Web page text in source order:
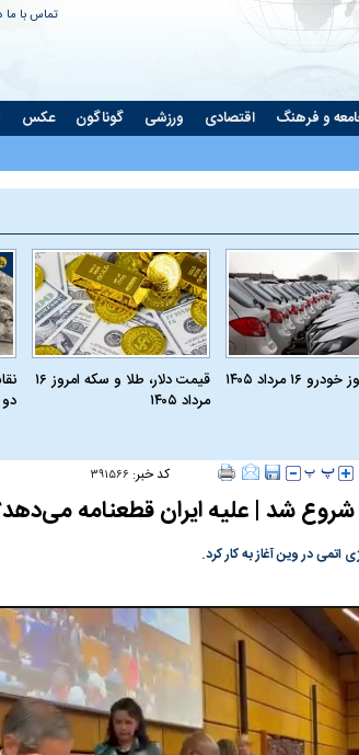
تماس با ما
و فرهنگ اقتصادی ورزشی گوناگون عکس
۱۶ مرداد ۱۴۰۵
قیمت دلار، طلا و سکه امروز ۱۶
مرداد ۱۴۰۵
کد خبر: ۳۹۱۵۶۶
شد | علیه ایران قطعنامه
در وین آغاز به کار کرد.
رفتار هیستریک صدا و سیما علیه
نه به اعدام
در وزارت نفت
حساب آنها
رصد شوند